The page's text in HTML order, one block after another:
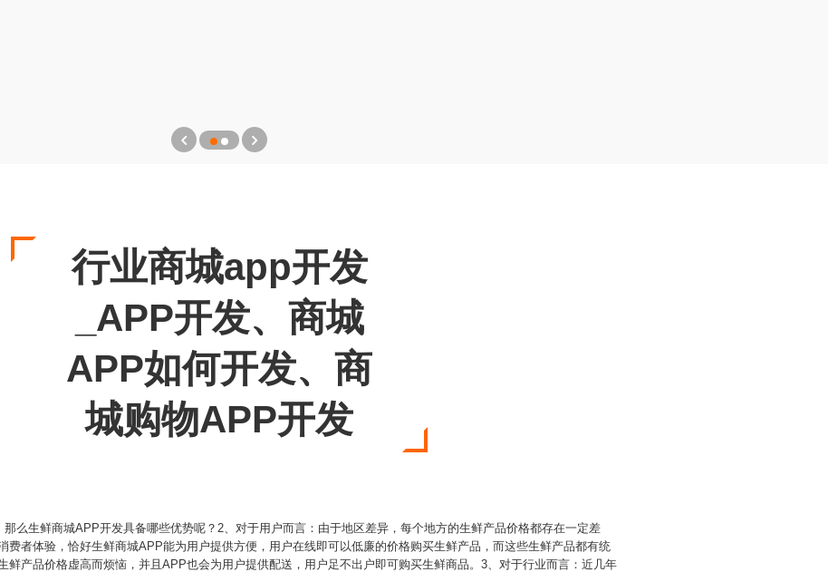
行业商城app开发
_APP开发、商城
APP如何开发、商
城购物APP开发
么生鲜商城APP开发具备哪些优势呢？2、对于用户而言：由于地区差异，每个地方的生鲜产品价格都存在一定差
费者体验，恰好生鲜商城APP能为用户提供方便，用户在线即可以低廉的价格购买生鲜产品，而这些生鲜产品都有统
鲜产品价格虚高而烦恼，并且APP也会为用户提供配送，用户足不出户即可购买生鲜商品。3、对于行业而言：近几年